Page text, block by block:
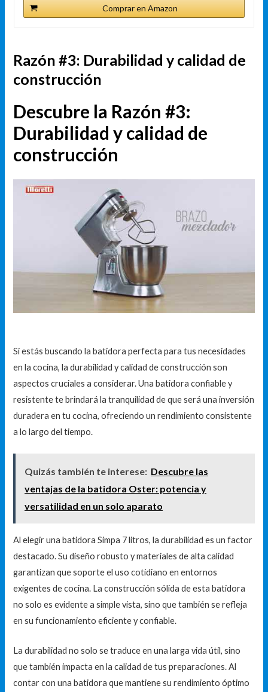
Comprar en Amazon
Razón #3: Durabilidad y calidad de
construcción
Descubre la Razón #3:
Durabilidad y calidad de
construcción
Si estás buscando la batidora perfecta para tus necesidades
en la cocina, la durabilidad y calidad de construcción son
aspectos cruciales a considerar. Una batidora confiable y
resistente te brindará la tranquilidad de que será una inversión
duradera en tu cocina, ofreciendo un rendimiento consistente
a lo largo del tiempo.
Quizás también te interese: Descubre las
ventajas de la batidora Oster: potencia y
versatilidad en un solo aparato
Al elegir una batidora Simpa 7 litros, la durabilidad es un factor
destacado. Su diseño robusto y materiales de alta calidad
garantizan que soporte el uso cotidiano en entornos
exigentes de cocina. La construcción sólida de esta batidora
no solo es evidente a simple vista, sino que también se refleja
en su funcionamiento eficiente y confiable.
La durabilidad no solo se traduce en una larga vida útil, sino
que también impacta en la calidad de tus preparaciones. Al
contar con una batidora que mantiene su rendimiento óptimo